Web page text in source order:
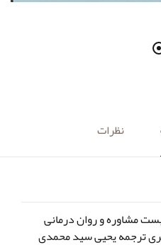
نظرات
مشاوره و روان درمانی
ترجمه یحیی سید محمدی